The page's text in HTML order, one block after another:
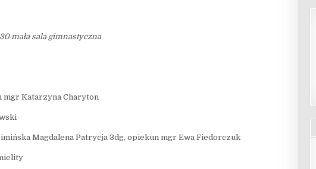
mała sala gimnastyczna
mgr Katarzyna Charyton
Magdalena Patrycja 3dg, opiekun mgr Ewa Fiedorczuk